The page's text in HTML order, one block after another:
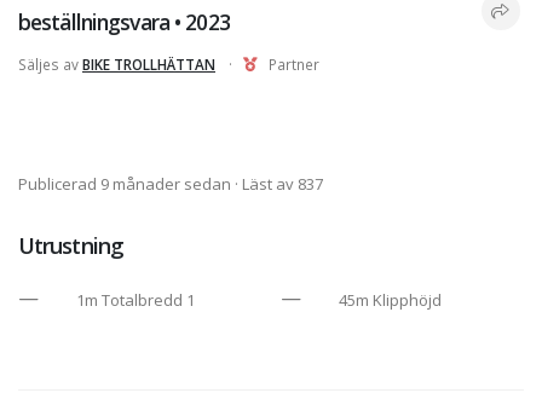
beställningsvara • 2023
Säljes avBIKE TROLLHÄTTAN · Partner
Publicerad 9 månader sedan · Läst av 837
Utrustning
1m Totalbredd 1 45m Klipphöjd